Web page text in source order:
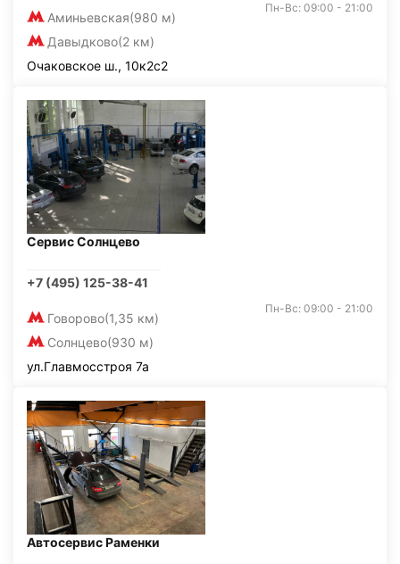
Аминьевская(980 м)
Давыдково(2 км)
Пн-Вс: 09:00 - 21:00
Очаковское ш., 10к2с2
Сервис Солнцево
+7 (495) 125-38-41
Говорово(1,35 км)
Солнцево(930 м)
Пн-Вс: 09:00 - 21:00
ул.Главмосстроя 7а
Автосервис Раменки